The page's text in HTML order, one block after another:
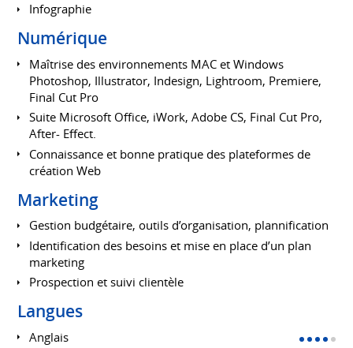
Infographie
Numérique
Maîtrise des environnements MAC et Windows
Photoshop, Illustrator, Indesign, Lightroom, Premiere,
Final Cut Pro
Suite Microsoft Office, iWork, Adobe CS, Final Cut Pro,
After- Effect.
Connaissance et bonne pratique des plateformes de
création Web
Marketing
Gestion budgétaire, outils d’organisation, plannification
Identification des besoins et mise en place d’un plan
marketing
Prospection et suivi clientèle
Langues
Anglais